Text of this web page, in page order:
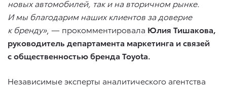
новых автомобилей, так и на вторичном рынке.
И мы благодарим наших клиентов за доверие
к бренду», — прокомментировала Юлия Тишакова,
руководитель департамента маркетинга и связей
с общественностью бренда Toyota.
Независимые эксперты аналитического агентства